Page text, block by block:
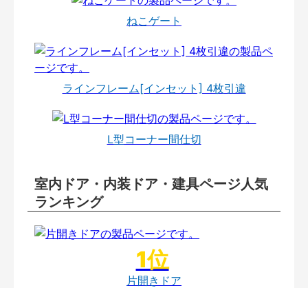
ねこゲート
ラインフレーム[インセット] 4枚引違
L型コーナー間仕切
室内ドア・内装ドア・建具ページ人気
ランキング
片開きドア